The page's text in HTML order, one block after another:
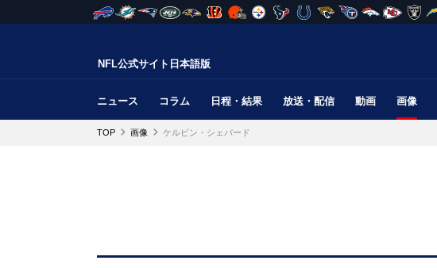
NFL公式サイト日本語版
ニュース コラム 日程・結果 放送・配信 動画 画像
TOP 画像 ケルビン・シェパード